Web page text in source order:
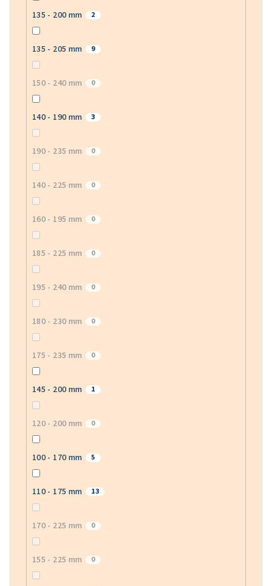
135 - 200 mm 2
135 - 205 mm 9
150 - 240 mm 0
140 - 190 mm 3
190 - 235 mm 0
140 - 225 mm 0
160 - 195 mm 0
185 - 225 mm 0
195 - 240 mm 0
180 - 230 mm 0
175 - 235 mm 0
145 - 200 mm 1
120 - 200 mm 0
100 - 170 mm 5
110 - 175 mm 13
170 - 225 mm 0
155 - 225 mm 0